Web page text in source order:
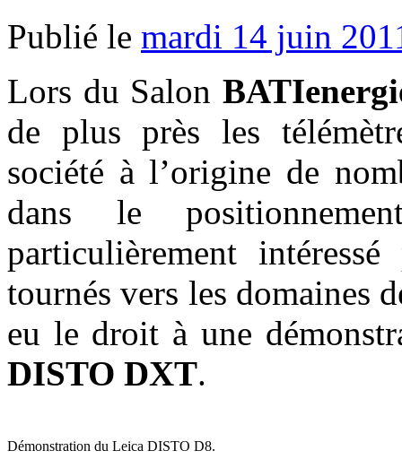
Publié le mardi 14 juin
Lors du Salon
de plus près les
société à l’origine de
dans le
particulièrement
tournés vers les domaines
eu le droit à une
DISTO DXT.
Démonstration du Leica DISTO D8.